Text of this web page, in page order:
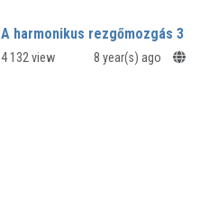
A harmonikus rezgőmozgás 3
4 132 view 8 year(s) ago